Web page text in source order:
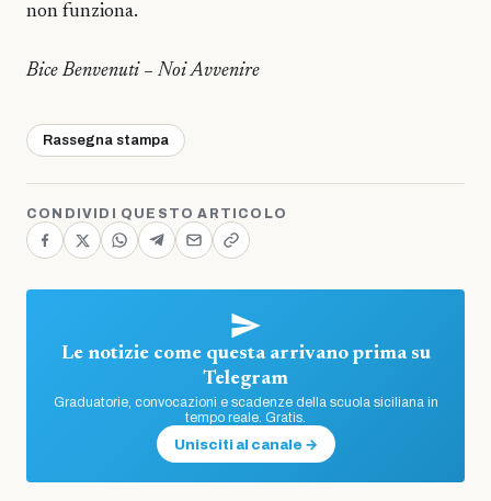
non funziona.
Bice Benvenuti – Noi Avvenire
Rassegna stampa
CONDIVIDI QUESTO ARTICOLO
Le notizie come questa arrivano prima su
Telegram
Graduatorie, convocazioni e scadenze della scuola siciliana in
tempo reale. Gratis.
Unisciti al canale →